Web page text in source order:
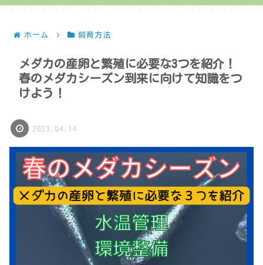
ホーム 飼育方法
メダカの産卵と繁殖に必要な3つを紹介！
春のメダカシーズン到来に向けて知識をつ
けよう！
2023.04.14